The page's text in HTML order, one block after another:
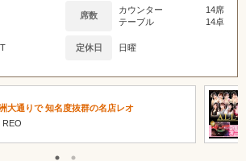
席数
カウンター
14席
テーブル
14卓
定休日 日曜
大通りで 知名度抜群の名店レオ
REO